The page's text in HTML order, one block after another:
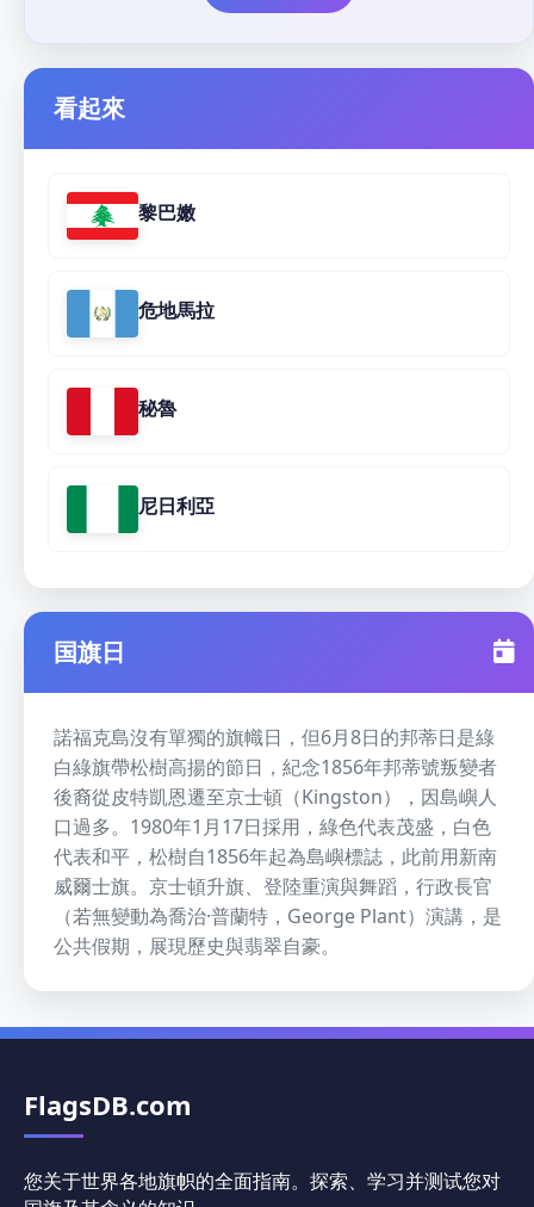
看起來
黎巴嫩
危地馬拉
秘魯
尼日利亞
国旗日
諾福克島沒有單獨的旗幟日，但6月8日的邦蒂日是綠
白綠旗帶松樹高揚的節日，紀念1856年邦蒂號叛變者
後裔從皮特凱恩遷至京士頓（Kingston），因島嶼人
口過多。1980年1月17日採用，綠色代表茂盛，白色
代表和平，松樹自1856年起為島嶼標誌，此前用新南
威爾士旗。京士頓升旗、登陸重演與舞蹈，行政長官
（若無變動為喬治·普蘭特，George Plant）演講，是
公共假期，展現歷史與翡翠自豪。
FlagsDB.com
您关于世界各地旗帜的全面指南。探索、学习并测试您对